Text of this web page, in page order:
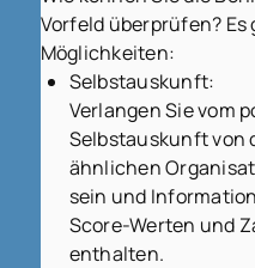
Vorfeld überprüfen?
Möglichkeiten:
Selbstauskunft:
Verlangen Sie vom
Selbstauskunft von
ähnlichen
sein und
Score-Werten und
enthalten.